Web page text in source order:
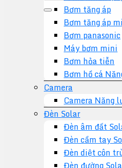
kiếm:Bơm tăng áp
Bơm tăng áp
Bơm panasonic
Máy bơm mini
Bơm hỏa tiễn
Bơm hồ cá
Camera
Camera Năng
Đèn Solar
Đèn âm đất
Đèn cầm tay
Đèn diệt côn